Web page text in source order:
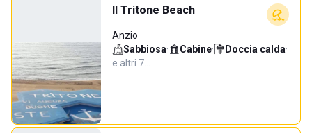
Il Tritone Beach
Anzio
Sabbiosa· Cabine· Doccia calda·
e altri 7…